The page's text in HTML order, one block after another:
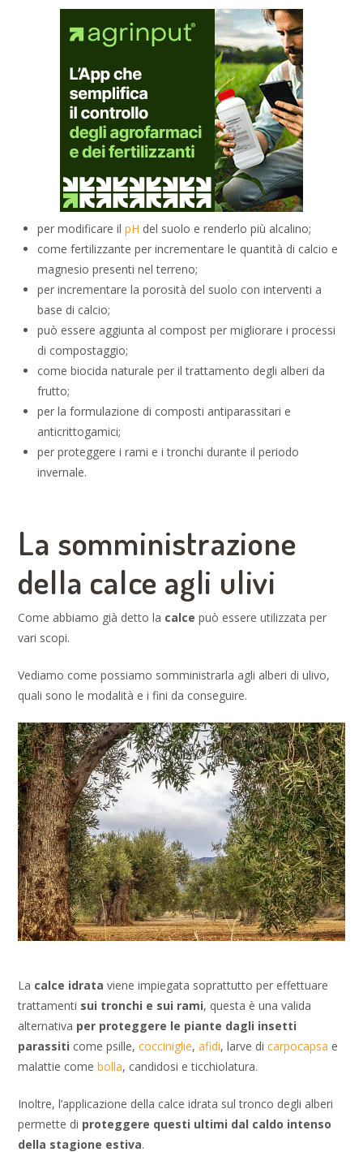
per modificare il pH del suolo e renderlo più alcalino;
come fertilizzante per incrementare le quantità di calcio e
magnesio presenti nel terreno;
per incrementare la porosità del suolo con interventi a
base di calcio;
può essere aggiunta al compost per migliorare i processi
di compostaggio;
come biocida naturale per il trattamento degli alberi da
frutto;
per la formulazione di composti antiparassitari e
anticrittogamici;
per proteggere i rami e i tronchi durante il periodo
invernale.
La somministrazione
della calce agli ulivi
Come abbiamo già detto la calcepuò essere utilizzata per
vari scopi.
Vediamo come possiamo somministrarla agli alberi di ulivo,
quali sono le modalità e i fini da conseguire.
La calce idrataviene impiegata soprattutto per effettuare
trattamenti sui tronchi e sui rami, questa è una valida
alternativa per proteggere le piante dagli insetti
parassiti come psille,cocciniglie,afidi, larve dicarpocapsa e
malattie comebolla, candidosi e ticchiolatura.
Inoltre, l’applicazione della calce idrata sul tronco degli alberi
permette di proteggere questi ultimi dal caldo intenso
della stagione estiva.